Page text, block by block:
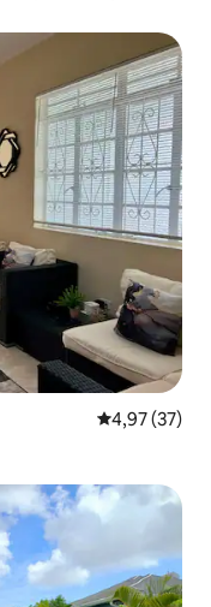
Évaluation
4,97 (37)